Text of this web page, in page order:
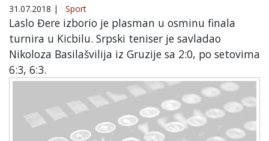
31.07.2018 | Sport
Laslo Đere izborio je plasman u osminu finala
turnira u Kicbilu. Srpski teniser je savladao
Nikoloza Basilašvilija iz Gruzije sa 2:0, po setovima
6:3, 6:3.